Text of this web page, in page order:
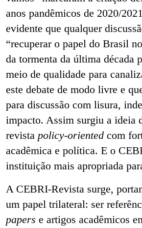
anos pandêmicos de 2020/
evidente que qualquer
“recuperar o papel do Brasil
da tormenta da última década
meio de qualidade para
este debate de modo livre e
para discussão com lisura,
impacto. Assim surgiu a ideia
revista policy-oriented com
acadêmica e política. E o
instituição mais apropriada
A CEBRI-Revista surge,
um papel trilateral: ser
papers e artigos acadêmicos